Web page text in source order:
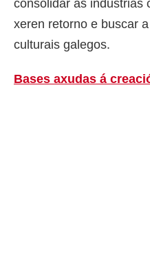
consolidar as industrias
xeren retorno e buscar
culturais galegos.
Bases axudas á